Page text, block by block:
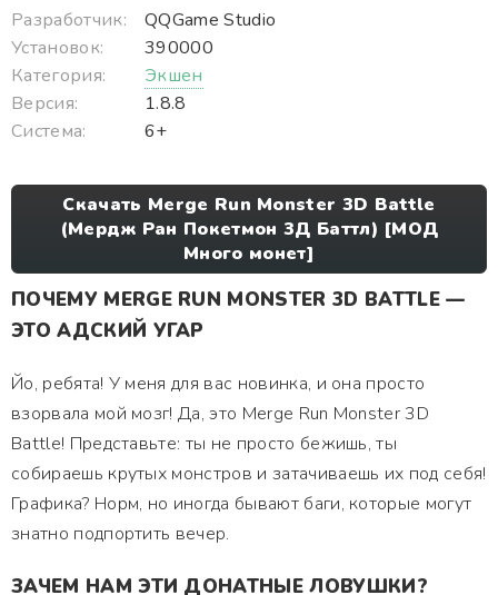
Разработчик:
QQGame Studio
Установок:
390000
Категория:
Экшен
Версия:
1.8.8
Система:
6+
Скачать Merge Run Monster 3D Battle
(Мердж Ран Покетмон 3Д Баттл) [МОД
Много монет]
ПОЧЕМУ MERGE RUN MONSTER 3D BATTLE —
ЭТО АДСКИЙ УГАР
Йо, ребята! У меня для вас новинка, и она просто
взорвала мой мозг! Да, это Merge Run Monster 3D
Battle! Представьте: ты не просто бежишь, ты
собираешь крутых монстров и затачиваешь их под себя!
Графика? Норм, но иногда бывают баги, которые могут
знатно подпортить вечер.
ЗАЧЕМ НАМ ЭТИ ДОНАТНЫЕ ЛОВУШКИ?